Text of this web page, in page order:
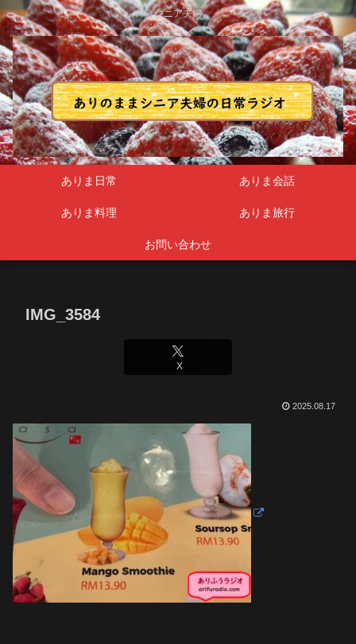
シニア夫婦
ありま日常 ありま会話
ありま料理 ありま旅行
お問い合わせ
IMG_3584
X
2025.08.17